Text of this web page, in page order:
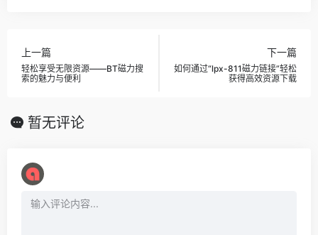
上一篇
轻松享受无限资源——BT磁力搜
索的魅力与便利
下一篇
如何通过“lpx-811磁力链接”轻松
获得高效资源下载
暂无评论